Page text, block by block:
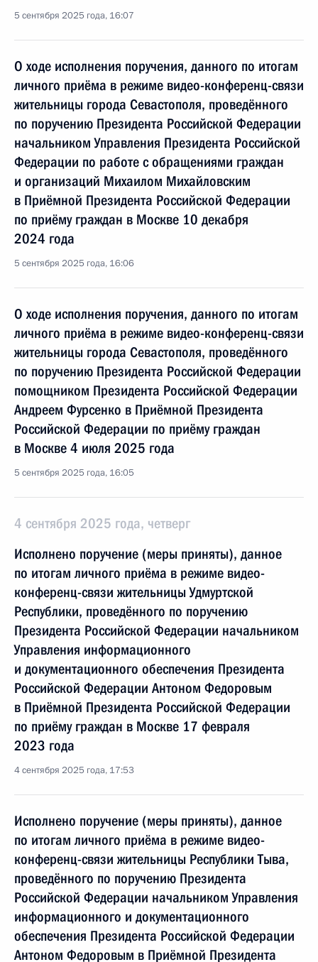
5 сентября 2025 года, 16:07
О ходе исполнения поручения, данного по итогам
личного приёма в режиме видео-конференц-связи
жительницы города Севастополя, проведённого
по поручению Президента Российской Федерации
начальником Управления Президента Российской
Федерации по работе с обращениями граждан
и организаций Михаилом Михайловским
в Приёмной Президента Российской Федерации
по приёму граждан в Москве 10 декабря
2024 года
5 сентября 2025 года, 16:06
О ходе исполнения поручения, данного по итогам
личного приёма в режиме видео-конференц-связи
жительницы города Севастополя, проведённого
по поручению Президента Российской Федерации
помощником Президента Российской Федерации
Андреем Фурсенко в Приёмной Президента
Российской Федерации по приёму граждан
в Москве 4 июля 2025 года
5 сентября 2025 года, 16:05
4 сентября 2025 года, четверг
Исполнено поручение (меры приняты), данное
по итогам личного приёма в режиме видео-
конференц-связи жительницы Удмуртской
Республики, проведённого по поручению
Президента Российской Федерации начальником
Управления информационного
и документационного обеспечения Президента
Российской Федерации Антоном Федоровым
в Приёмной Президента Российской Федерации
по приёму граждан в Москве 17 февраля
2023 года
4 сентября 2025 года, 17:53
Исполнено поручение (меры приняты), данное
по итогам личного приёма в режиме видео-
конференц-связи жительницы Республики Тыва,
проведённого по поручению Президента
Российской Федерации начальником Управления
информационного и документационного
обеспечения Президента Российской Федерации
Антоном Федоровым в Приёмной Президента